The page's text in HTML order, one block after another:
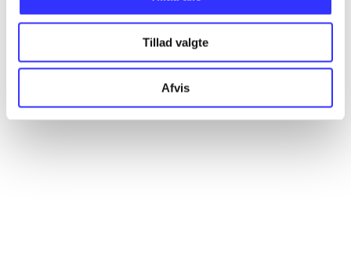
Tillad valgte
Afvis
Artikler
Alle registrerede artikler fordelt på udgivelser